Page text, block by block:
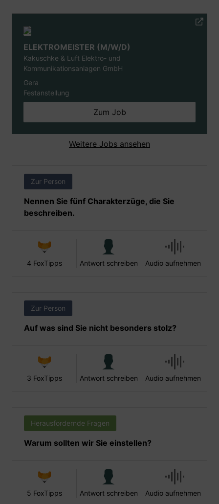
ELEKTROMEISTER (M/W/D)
Kakuschke & Luft Elektro- und
Kommunikationsanlagen GmbH
Gera
Festanstellung
Zum Job
Weitere Jobs ansehen
Zur Person
Nennen Sie fünf Charakterzüge, die Sie
beschreiben.
4 FoxTipps Antwort schreiben Audio aufnehmen
Zur Person
Auf was sind Sie nicht besonders stolz?
3 FoxTipps Antwort schreiben Audio aufnehmen
Herausfordernde Fragen
Warum sollten wir Sie einstellen?
5 FoxTipps Antwort schreiben Audio aufnehmen